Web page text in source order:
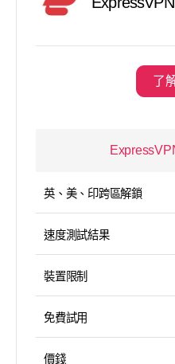
了
英、美、印跨區解鎖
速度測試結果
裝置限制
免費試用
價錢